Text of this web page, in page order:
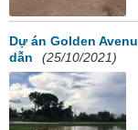
Dự án Golden
dẫn
(25/10/2021)